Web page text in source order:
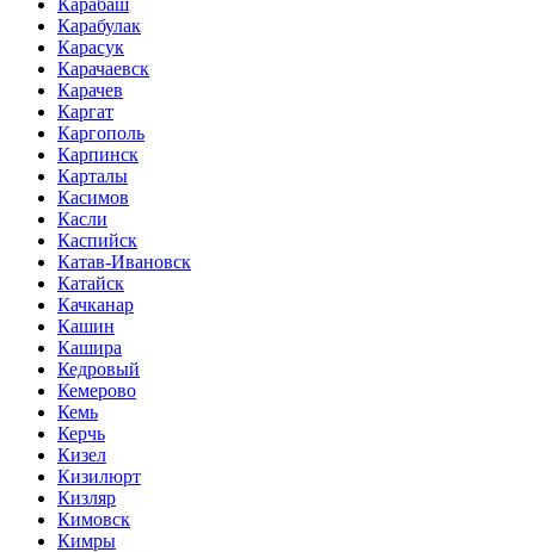
Карабаш
Карабулак
Карасук
Карачаевск
Карачев
Каргат
Каргополь
Карпинск
Карталы
Касимов
Касли
Каспийск
Катав-Ивановск
Катайск
Качканар
Кашин
Кашира
Кедровый
Кемерово
Кемь
Керчь
Кизел
Кизилюрт
Кизляр
Кимовск
Кимры